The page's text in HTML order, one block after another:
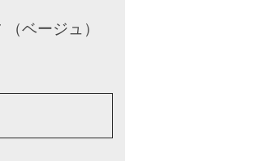
ベージュ）